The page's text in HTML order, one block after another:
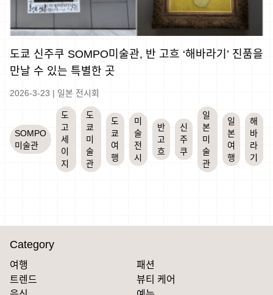
도쿄 신주쿠 SOMPO미술관, 반 고흐 ‘해바라기’ 진품을
만날 수 있는 특별한 곳
2026-3-23 | 일본 전시회
SOMPO
미술관
도
고
세
이
지
도
쿄
미
술
관
도
쿄
여
행
미
술
전
시
반
고
흐
신
주
쿠
일
본
미
술
관
일
본
여
행
해
바
라
기
Category
여행
패션
트렌드
뷰티 케어